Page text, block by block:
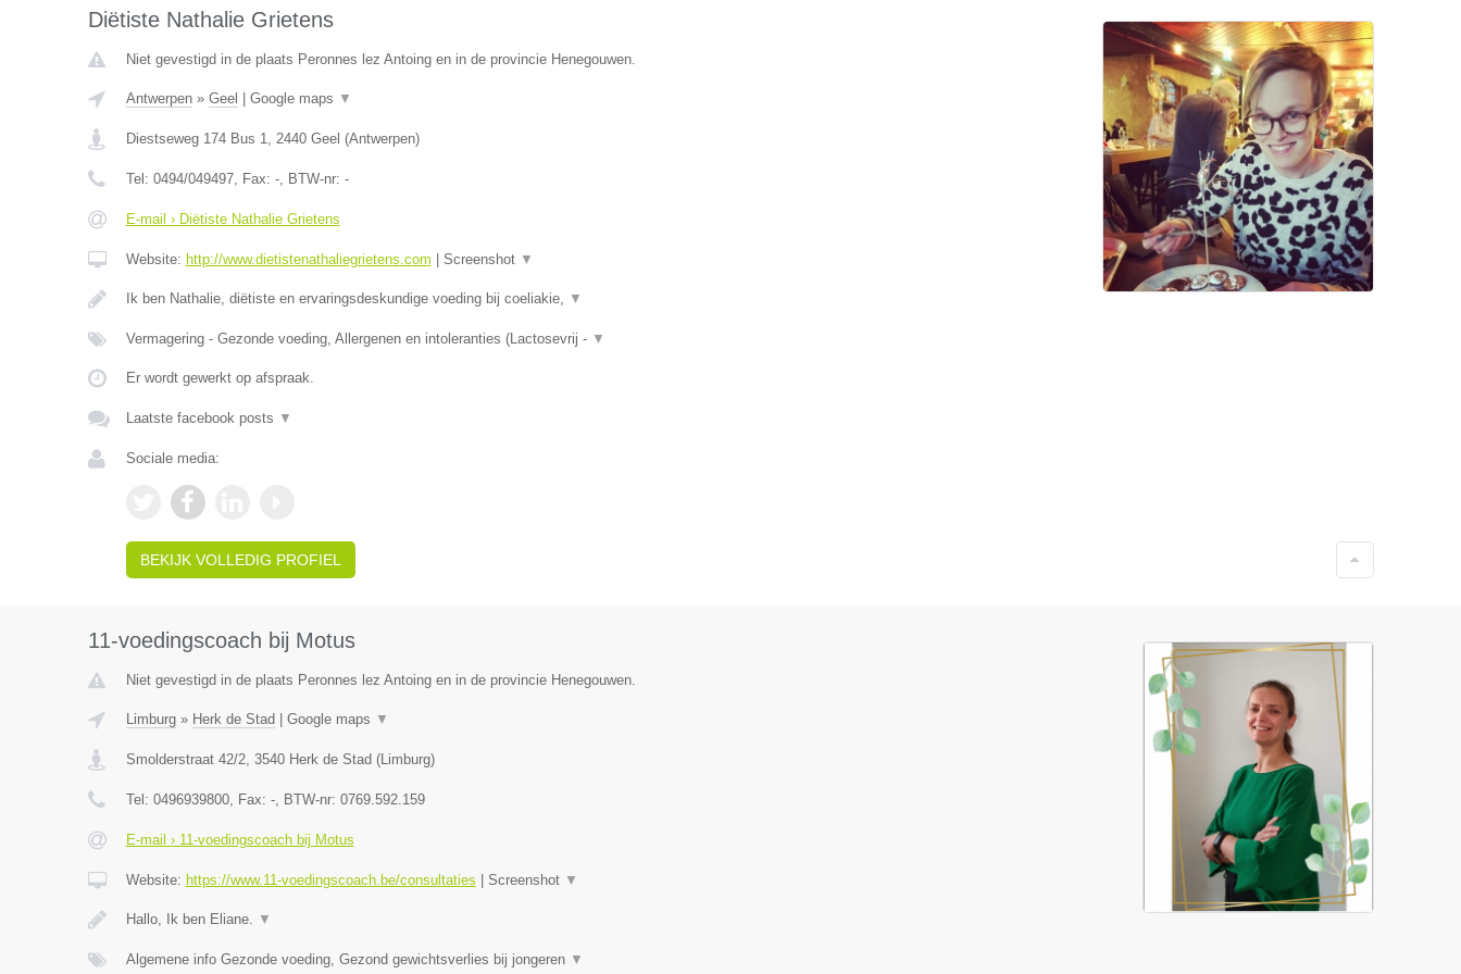
Diëtiste Nathalie Grietens
Niet gevestigd in de plaats Peronnes lez Antoing en in de provincie Henegouwen.
Antwerpen» Geel Google maps ▼
Diestseweg 174 Bus 1, 2440 Geel (Antwerpen)
Tel: 0494/049497, Fax: -, BTW-nr: -
E-mail › Diëtiste Nathalie Grietens
Website: http://www.dietistenathaliegrietens.com Screenshot ▼
Ik ben Nathalie, diëtiste en ervaringsdeskundige voeding bij coeliakie, ▼
Vermagering - Gezonde voeding, Allergenen en intoleranties (Lactosevrij - ▼
Er wordt gewerkt op afspraak.
Laatste facebook posts ▼
Sociale media:
BEKIJK VOLLEDIG PROFIEL
11-voedingscoach bij Motus
Niet gevestigd in de plaats Peronnes lez Antoing en in de provincie Henegouwen.
Limburg» Herk de Stad Google maps ▼
Smolderstraat 42/2, 3540 Herk de Stad (Limburg)
Tel: 0496939800, Fax: -, BTW-nr: 0769.592.159
E-mail › 11-voedingscoach bij Motus
Website: https://www.11-voedingscoach.be/consultaties Screenshot ▼
Hallo, Ik ben Eliane. ▼
Algemene info Gezonde voeding, Gezond gewichtsverlies bij jongeren ▼